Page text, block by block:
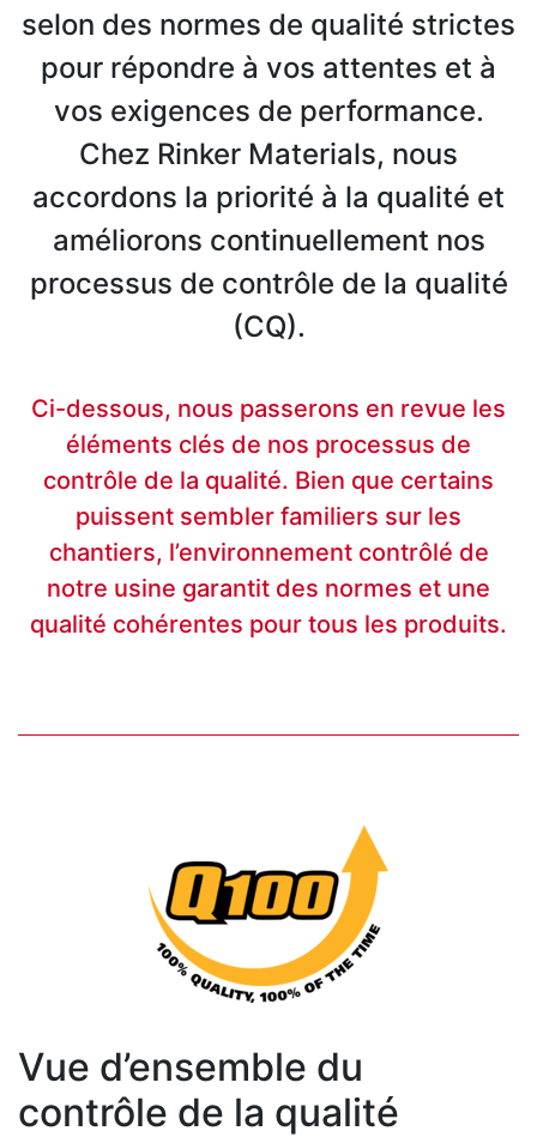
selon des normes de qualité strictes
pour répondre à vos attentes et à
vos exigences de performance.
Chez Rinker Materials, nous
accordons la priorité à la qualité et
améliorons continuellement nos
processus de contrôle de la qualité
(CQ).
Ci-dessous, nous passerons en revue les
éléments clés de nos processus de
contrôle de la qualité. Bien que certains
puissent sembler familiers sur les
chantiers, l’environnement contrôlé de
notre usine garantit des normes et une
qualité cohérentes pour tous les produits.
Vue d’ensemble du
contrôle de la qualité